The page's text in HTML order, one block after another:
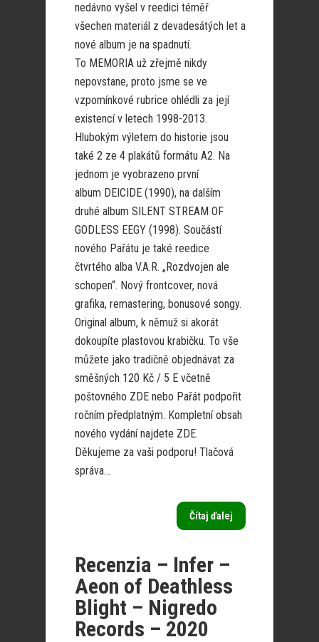
nedávno vyšel v reedici téměř
všechen materiál z devadesátých let a
nové album je na spadnutí.
To MEMORIA už zřejmě nikdy
nepovstane, proto jsme se ve
vzpomínkové rubrice ohlédli za její
existencí v letech 1998-2013.
Hlubokým výletem do historie jsou
také 2 ze 4 plakátů formátu A2. Na
jednom je vyobrazeno první
album DEICIDE (1990), na dalším
druhé album SILENT STREAM OF
GODLESS EEGY (1998). Součástí
nového Pařátu je také reedice
čtvrtého alba V.A.R. „Rozdvojen ale
schopen“. Nový frontcover, nová
grafika, remastering, bonusové songy.
Original album, k němuž si akorát
dokoupíte plastovou krabičku. To vše
můžete jako tradičně objednávat za
směšných 120 Kč / 5 E včetně
poštovného ZDE nebo Pařát podpořit
ročním předplatným. Kompletní obsah
nového vydání najdete ZDE.
Děkujeme za vaši podporu! Tlačová
správa...
Čítaj ďalej
Recenzia – Infer –
Aeon of Deathless
Blight – Nigredo
Records – 2020